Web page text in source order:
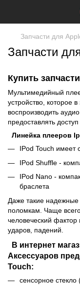
Запчасти для
Запчасти
Купить
Мультимедийный
устройство, которое
воспроизводить
предоставлять
Линейка плееров
IPod Touch имеет
IPod Shuffle -
IPod Nano -
браслета
Даже такие
поломкам. Чаще
человеческий фактор
ударов, падений.
В интернет
Аксессуаров
Touch:
сенсорное стекло